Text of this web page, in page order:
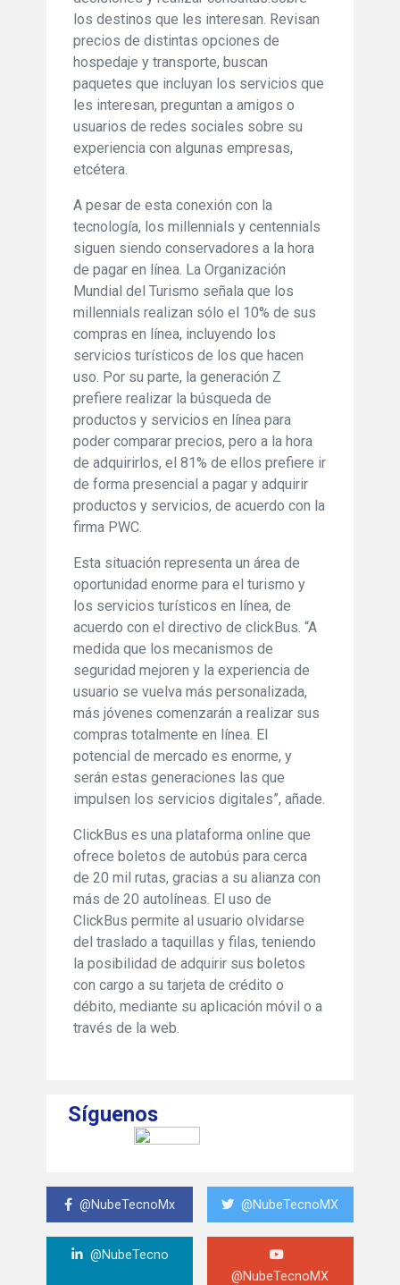
los destinos que les interesan. Revisan
precios de distintas opciones de
hospedaje y transporte, buscan
paquetes que incluyan los servicios que
les interesan, preguntan a amigos o
usuarios de redes sociales sobre su
experiencia con algunas empresas,
etcétera.
A pesar de esta conexión con la
tecnología, los millennials y centennials
siguen siendo conservadores a la hora
de pagar en línea. La Organización
Mundial del Turismo señala que los
millennials realizan sólo el 10% de sus
compras en línea, incluyendo los
servicios turísticos de los que hacen
uso. Por su parte, la generación Z
prefiere realizar la búsqueda de
productos y servicios en línea para
poder comparar precios, pero a la hora
de adquirirlos, el 81% de ellos prefiere ir
de forma presencial a pagar y adquirir
productos y servicios, de acuerdo con la
firma PWC.
Esta situación representa un área de
oportunidad enorme para el turismo y
los servicios turísticos en línea, de
acuerdo con el directivo de clickBus. “A
medida que los mecanismos de
seguridad mejoren y la experiencia de
usuario se vuelva más personalizada,
más jóvenes comenzarán a realizar sus
compras totalmente en línea. El
potencial de mercado es enorme, y
serán estas generaciones las que
impulsen los servicios digitales”, añade.
ClickBus es una plataforma online que
ofrece boletos de autobús para cerca
de 20 mil rutas, gracias a su alianza con
más de 20 autolíneas. El uso de
ClickBus permite al usuario olvidarse
del traslado a taquillas y filas, teniendo
la posibilidad de adquirir sus boletos
con cargo a su tarjeta de crédito o
débito, mediante su aplicación móvil o a
través de la web.
Síguenos
@NubeTecnoMx @NubeTecnoMX
@NubeTecno
@NubeTecnoMX